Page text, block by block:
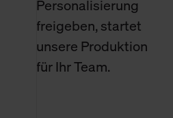
Personalisierung
freigeben, startet
unsere Produktion
für Ihr Team.